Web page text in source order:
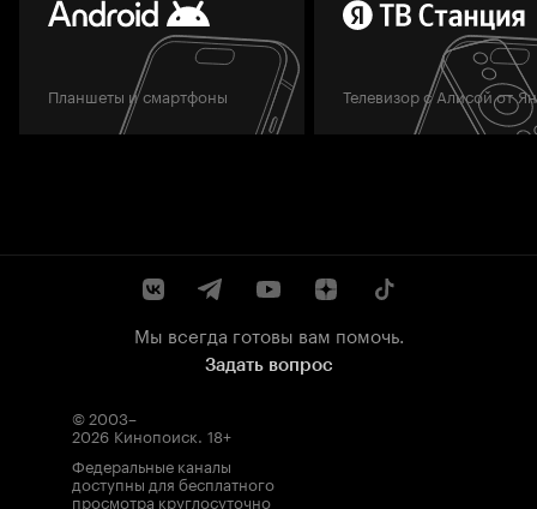
Планшеты и смартфоны Телевизор с Алисой от
Мы всегда готовы вам помочь.
Задать вопрос
© 2003–
2026 Кинопоиск. 18+
Федеральные каналы
доступны для бесплатного
просмотра круглосуточно